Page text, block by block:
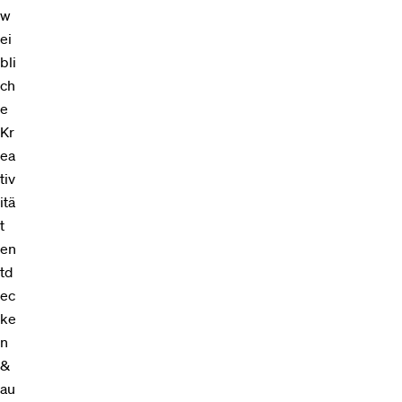
w
ei
bli
ch
e
Kr
ea
tiv
itä
t
en
td
ec
ke
n
&
au